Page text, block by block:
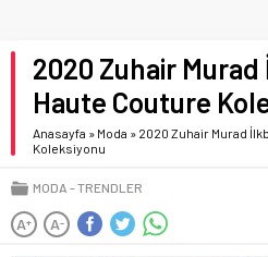
2020 Zuhair
Haute Couture
Anasayfa » Moda » 2020 Zuhair Murad
Koleksiyonu
MODA TRENDLER
A+ A-